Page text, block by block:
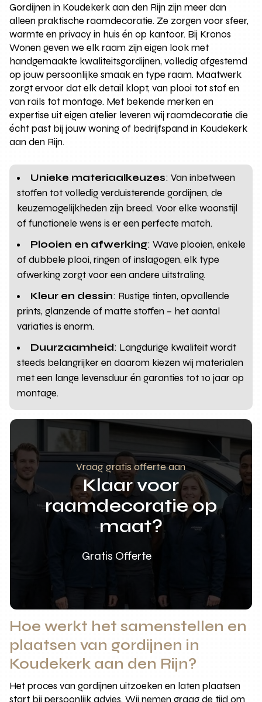
Gordijnen in Koudekerk aan den Rijn zijn meer dan
alleen praktische raamdecoratie. Ze zorgen voor sfeer,
warmte en privacy in huis én op kantoor. Bij Kronos
Wonen geven we elk raam zijn eigen look met
handgemaakte kwaliteitsgordijnen, volledig afgestemd
op jouw persoonlijke smaak en type raam. Maatwerk
zorgt ervoor dat elk detail klopt, van plooi tot stof en
van rails tot montage. Met bekende merken en
expertise uit eigen atelier leveren wij raamdecoratie die
écht past bij jouw woning of bedrijfspand in Koudekerk
aan den Rijn.
Unieke materiaalkeuzes: Van inbetween
stoffen tot volledig verduisterende gordijnen, de
keuzemogelijkheden zijn breed. Voor elke woonstijl
of functionele wens is er een perfecte match.
Plooien en afwerking: Wave plooien, enkele
of dubbele plooi, ringen of inslagogen, elk type
afwerking zorgt voor een andere uitstraling.
Kleur en dessin: Rustige tinten, opvallende
prints, glanzende of matte stoffen – het aantal
variaties is enorm.
Duurzaamheid: Langdurige kwaliteit wordt
steeds belangrijker en daarom kiezen wij materialen
met een lange levensduur én garanties tot 10 jaar op
montage.
Vraag gratis offerte aan
Klaar voor
raamdecoratie op
maat?
Gratis Offerte
Hoe werkt het samenstellen en
plaatsen van gordijnen in
Koudekerk aan den Rijn?
Het proces van gordijnen uitzoeken en laten plaatsen
start bij persoonlijk advies. Wij nemen graag de tijd om